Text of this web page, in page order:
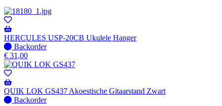
HERCULES USP-20CB Ukulele Hanger
Niet
op
voorraad
-
Wordt
verzonden
wanneer
Backorder
€ 31,00
QUIK LOK GS437 Akoestische Gitaarstand Zwart
Niet
Backorder